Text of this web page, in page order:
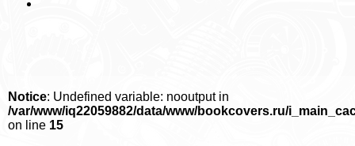
Notice: Undefined variable: nooutput in
/var/www/iq22059882/data/www/bookcovers.ru/
on line 15